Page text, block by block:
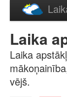
English
Laika
Laika
vējš.